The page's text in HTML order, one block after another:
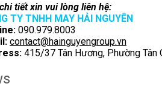
tiết xin vui lòng liên hệ:
TY TNHH MAY HẢI NGUYÊN
090.979.8003
contact@hainguyengroup.vn
415/37 Tân Hương, Phường Tân